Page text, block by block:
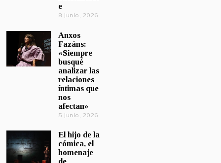
e
8 junio, 2026
Anxos
Fazáns:
«Siempre
busqué
analizar las
relaciones
íntimas que
nos
afectan»
5 junio, 2026
El hijo de la
cómica, el
homenaje